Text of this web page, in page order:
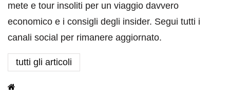
mete e tour insoliti per un viaggio davvero
economico e i consigli degli insider. Segui tutti i
canali social per rimanere aggiornato.
tutti gli articoli